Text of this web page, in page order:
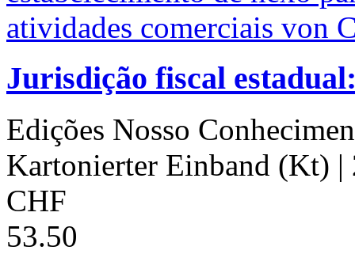
Jurisdição fiscal
Edições Nosso
Kartonierter Einband (Kt) |
CHF
53.50